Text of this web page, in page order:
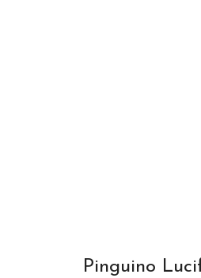
Pinguino